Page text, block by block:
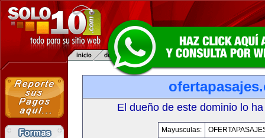
El dueño de este dominio lo
Mayusculas: